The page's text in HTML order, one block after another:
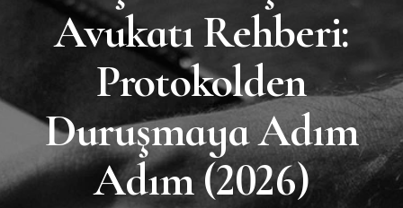
Avukatı Rehberi:
Protokolden
Duruşmaya Adım
Adım (2026)